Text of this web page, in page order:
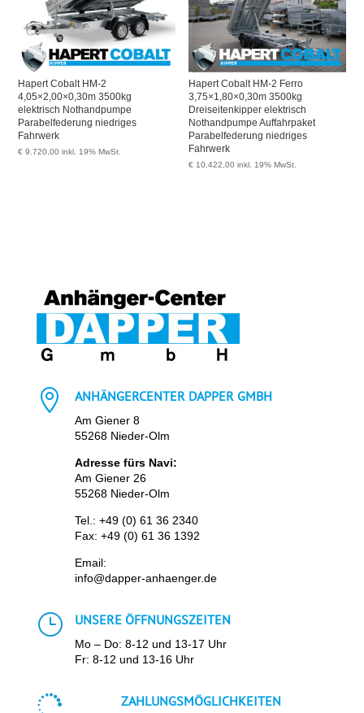
Hapert Cobalt HM-2
4,05×2,00×0,30m 3500kg
elektrisch Nothandpumpe
Parabelfederung niedriges
Fahrwerk
€ 9.720,00 inkl. 19% MwSt.
Hapert Cobalt HM-2 Ferro
3,75×1,80×0,30m 3500kg
Dreiseitenkipper elektrisch
Nothandpumpe Auffahrpaket
Parabelfederung niedriges
Fahrwerk
€ 10.422,00 inkl. 19% MwSt.
 ANHÄNGERCENTER DAPPER GMBH
Am Giener 8
55268 Nieder-Olm
Adresse fürs Navi:
Am Giener 26
55268 Nieder-Olm
Tel.: +49 (0) 61 36 2340
Fax: +49 (0) 61 36 1392
Email:
info@dapper-anhaenger.de
} UNSERE ÖFFNUNGSZEITEN
Mo – Do: 8-12 und 13-17 Uhr
Fr: 8-12 und 13-16 Uhr
 ZAHLUNGSMÖGLICHKEITEN